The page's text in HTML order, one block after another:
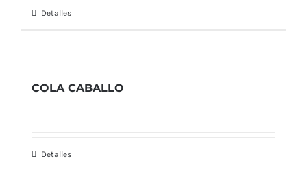
Detalles
COLA CABALLO
Detalles